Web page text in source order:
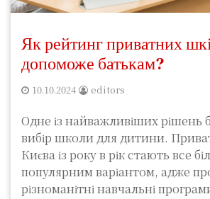
Як рейтинг приватних
допоможе батькам?
10.10.2024 editors
Одне із найважливіших рішень
вибір школи для дитини.
Києва із року в рік стають все
популярним варіантом, адже
різноманітні навчальні